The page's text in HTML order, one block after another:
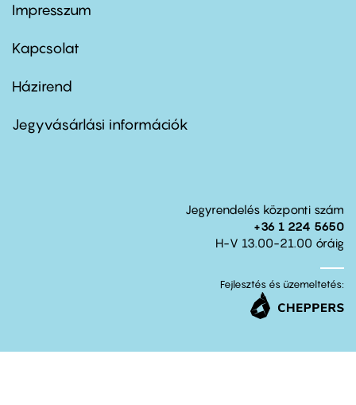
Footer
first
Impresszum
Kapcsolat
Footer
second
Házirend
Jegyvásárlási információk
Jegyrendelés központi szám
+36 1 224 5650
H-V 13.00-21.00 óráig
Fejlesztés és üzemeltetés: